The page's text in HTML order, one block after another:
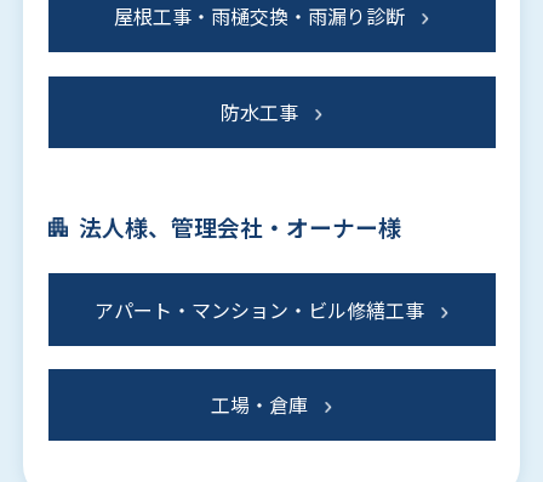
屋根工事・雨樋交換・雨漏り診断
防水工事
法人様、管理会社・オーナー様
アパート・マンション・ビル修繕工事
工場・倉庫